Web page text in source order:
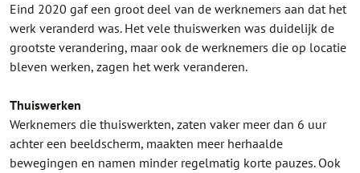
Eind 2020 gaf een groot deel van de werknemers aan dat het
werk veranderd was. Het vele thuiswerken was duidelijk de
grootste verandering, maar ook de werknemers die op locatie
bleven werken, zagen het werk veranderen.
Thuiswerken
Werknemers die thuiswerkten, zaten vaker meer dan 6 uur
achter een beeldscherm, maakten meer herhaalde
bewegingen en namen minder regelmatig korte pauzes. Ook